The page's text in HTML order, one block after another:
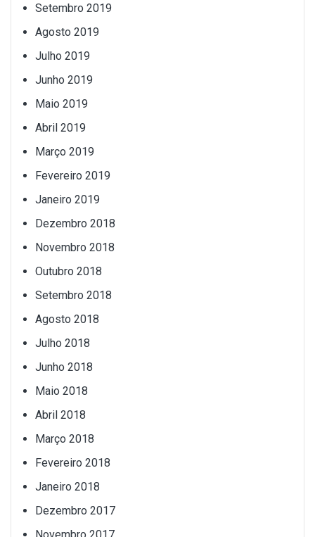
Setembro 2019
Agosto 2019
Julho 2019
Junho 2019
Maio 2019
Abril 2019
Março 2019
Fevereiro 2019
Janeiro 2019
Dezembro 2018
Novembro 2018
Outubro 2018
Setembro 2018
Agosto 2018
Julho 2018
Junho 2018
Maio 2018
Abril 2018
Março 2018
Fevereiro 2018
Janeiro 2018
Dezembro 2017
Novembro 2017